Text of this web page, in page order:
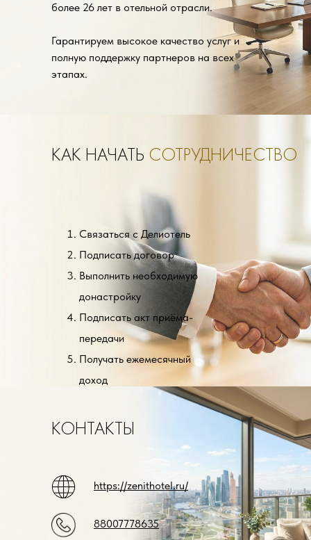
более 26 лет в отельной отрасли.
Гарантируем высокое качество услуг и
полную поддержку партнеров на всех
этапах.
КАК НАЧАТЬ СОТРУДНИЧЕСТВО
Связаться с Делиотель
Подписать договор
Выполнить необходимую
донастройку
Подписать акт приёма-
передачи
Получать ежемесячный
доход
КОНТАКТЫ
88007778635
https://zenithotel.ru/